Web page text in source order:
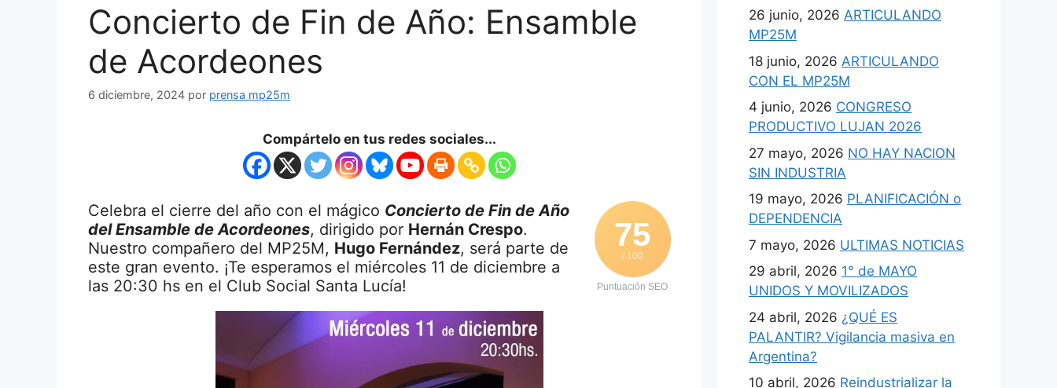
Concierto de Fin de Año: Ensamble
de Acordeones
6 diciembre, 2024 por prensa mp25m
Compártelo en tus redes sociales...
75
/ 100
Puntuación SEO
Celebra el cierre del año con el mágico Concierto de Fin de Año
del Ensamble de Acordeones, dirigido por Hernán Crespo.
Nuestro compañero del MP25M, Hugo Fernández, será parte de
este gran evento. ¡Te esperamos el miércoles 11 de diciembre a
las 20:30 hs en el Club Social Santa Lucía!
26 junio, 2026 ARTICULANDO
MP25M
18 junio, 2026 ARTICULANDO
CON EL MP25M
4 junio, 2026 CONGRESO
PRODUCTIVO LUJAN 2026
27 mayo, 2026 NO HAY NACION
SIN INDUSTRIA
19 mayo, 2026 PLANIFICACIÓN o
DEPENDENCIA
7 mayo, 2026 ULTIMAS NOTICIAS
29 abril, 2026 1° de MAYO
UNIDOS Y MOVILIZADOS
24 abril, 2026 ¿QUÉ ES
PALANTIR? Vigilancia masiva en
Argentina?
10 abril, 2026 Reindustrializar la